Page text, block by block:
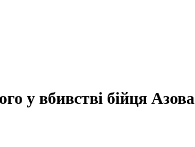
у вбивстві бійця Азова